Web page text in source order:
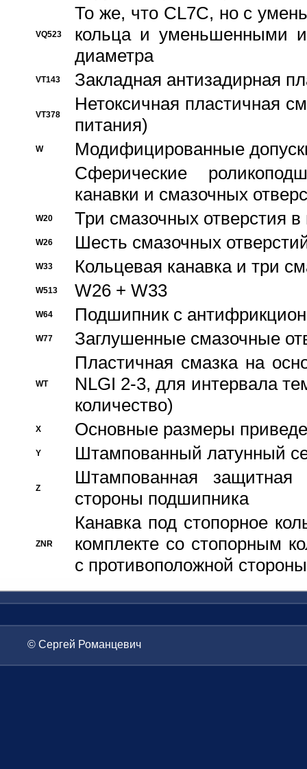
VQ523
То же, что CL7C, но с
кольца и уменьшенными
диаметра
VT143 Закладная антизадирная
VT378
Нетоксичная пластичная
питания)
W
Модифицированные
Сферические
канавки и смазочных
W20 Три смазочных отверстия
W26 Шесть смазочных
W33 Кольцевая канавка и три
W513 W26 + W33
W64 Подшипник с
W77 Заглушенные смазочные
WT
Пластичная смазка на
NLGI 2-3, для интервала
количество)
X Основные размеры
Y Штампованный латунный
Z
Штампованная
стороны подшипника
ZNR
Канавка под стопорное
комплекте со стопорным
с противоположной стороны
© Сергей Романцевич